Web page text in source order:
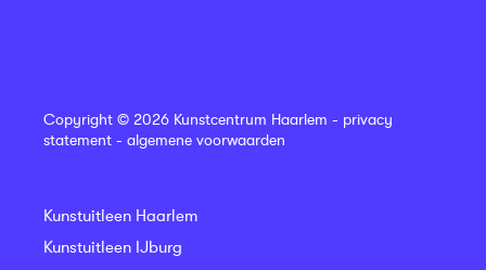
Copyright © 2026 Kunstcentrum Haarlem - privacy
statement - algemene voorwaarden
Kunstuitleen Haarlem
Kunstuitleen IJburg